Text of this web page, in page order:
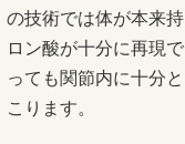
の技術では体が本来
ロン酸が十分に再現
っても関節内に十分
こります。